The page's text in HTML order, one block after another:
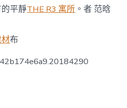
平靜THE R3 寓所 。者 范晗
布